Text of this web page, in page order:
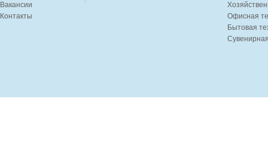
Вакансии
Контакты
Офисная
Бытовая